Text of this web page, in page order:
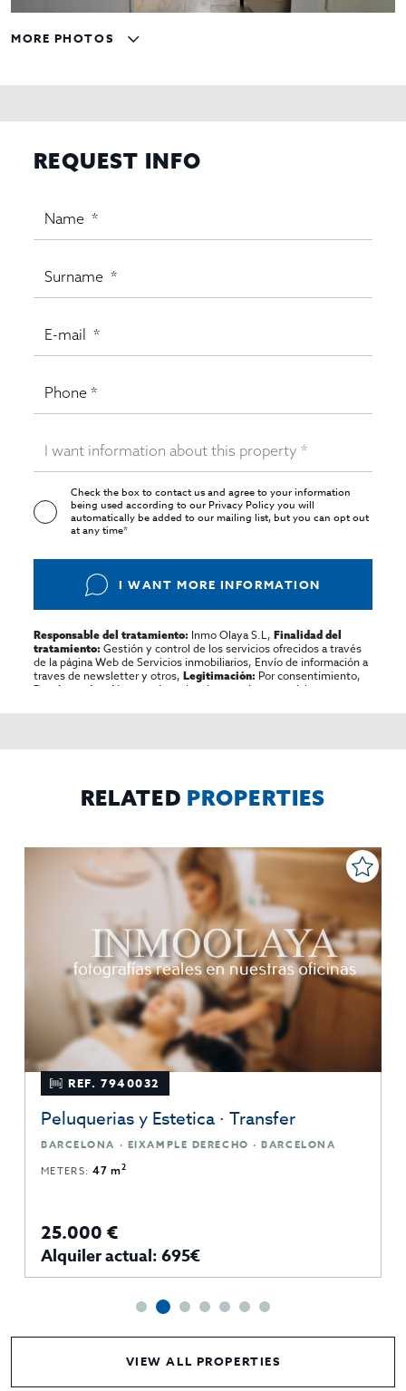
MORE PHOTOS
REQUEST INFO
Check the box to contact us and agree to your information
being used according to ourPrivacy Policyyou will
automatically be added to our mailing list, but you can opt out
at any time*
I WANT MORE INFORMATION
Responsable del tratamiento: Inmo Olaya S.L,Finalidad del
tratamiento: Gestión y control de los servicios ofrecidos a través
de la página Web de Servicios inmobiliarios, Envío de información a
traves de newsletter y otros,Legitimación: Por consentimiento,
Destinatarios:
No se cederan los datos, salvo para elaborar
rectificar y suprimir los datos, solicitar la portabilidad de los
RELATED PROPERTIES
REF. 7940032
Peluquerias y Estetica · Transfer
BARCELONA · EIXAMPLE DERECHO · BARCELONA
METERS:47 m2
25.000 €
Alquiler actual: 695€
VIEW ALL PROPERTIES